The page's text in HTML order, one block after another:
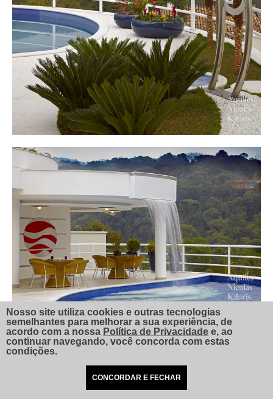
Nosso site utiliza cookies e outras tecnologias
semelhantes para melhorar a sua experiência, de
acordo com a nossa Política de Privacidade e, ao
continuar navegando, você concorda com estas
condições.
CONCORDAR E FECHAR